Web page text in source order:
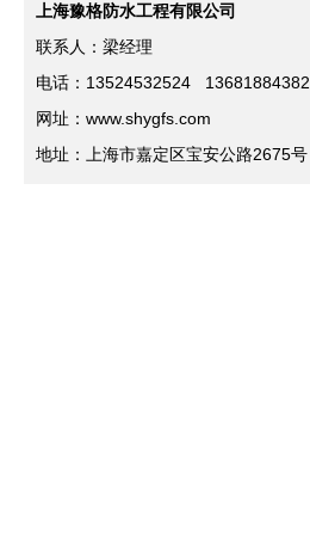
上海豫格防水工程有限公司
联系人：梁经理
电话：13524532524 13681884382
网址：www.shygfs.com
地址：上海市嘉定区宝安公路2675号